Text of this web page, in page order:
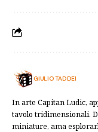
GIULIO TADDEI
In arte Capitan Ludic,
tavolo tridimensionali.
miniature, ama